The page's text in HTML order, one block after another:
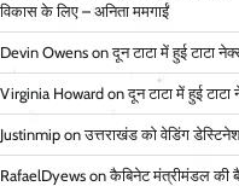
विकास के लिए – अनिता ममगाईं
Devin Owens onदून टाटा में हुई टाटा
Virginia Howard onदून टाटा में हुई
Justinmip onउत्तराखंड को वेडिंग
RafaelDyews onकैबिनेट मंत्रीमंडल की